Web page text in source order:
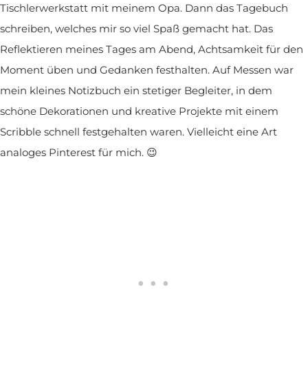
Tischlerwerkstatt mit meinem Opa. Dann das Tagebuch
schreiben, welches mir so viel Spaß gemacht hat. Das
Reflektieren meines Tages am Abend, Achtsamkeit für den
Moment üben und Gedanken festhalten. Auf Messen war
mein kleines Notizbuch ein stetiger Begleiter, in dem
schöne Dekorationen und kreative Projekte mit einem
Scribble schnell festgehalten waren. Vielleicht eine Art
analoges Pinterest für mich. 😉